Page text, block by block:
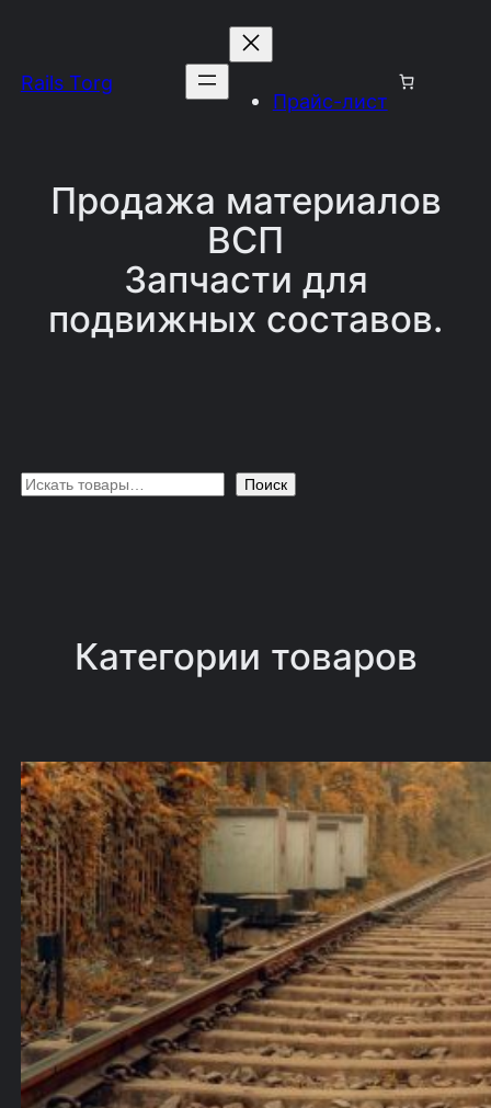
содержимому
Rails Torg
Прайс-лист
Продажа материалов
ВСП
Запчасти для
подвижных составов.
П
Поиск
Категории товаров